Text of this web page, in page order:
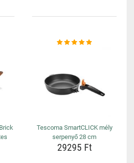
Tescoma SmartCLICK mély
serpenyő 28 cm
29295 Ft